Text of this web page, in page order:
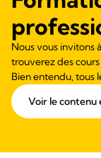
Nous vous invitons
trouverez des
Bien entendu, tous
Voir le contenu